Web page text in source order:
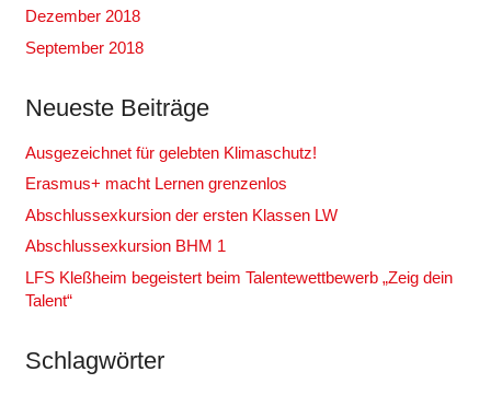
Dezember 2018
September 2018
Neueste Beiträge
Ausgezeichnet für gelebten Klimaschutz!
Erasmus+ macht Lernen grenzenlos
Abschlussexkursion der ersten Klassen LW
Abschlussexkursion BHM 1
LFS Kleßheim begeistert beim Talentewettbewerb „Zeig dein
Talent“
Schlagwörter